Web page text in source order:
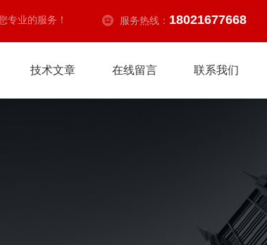
专业的服务！ 服务热线： 18021677668
技术文章 在线留言 联系我们